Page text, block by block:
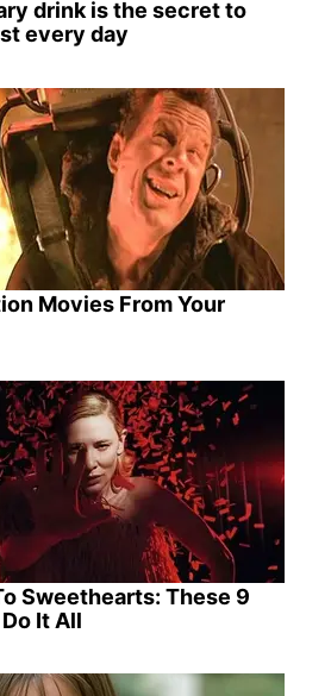
drink is the secret to
every day
Movies From Your
Sweethearts: These 9
It All